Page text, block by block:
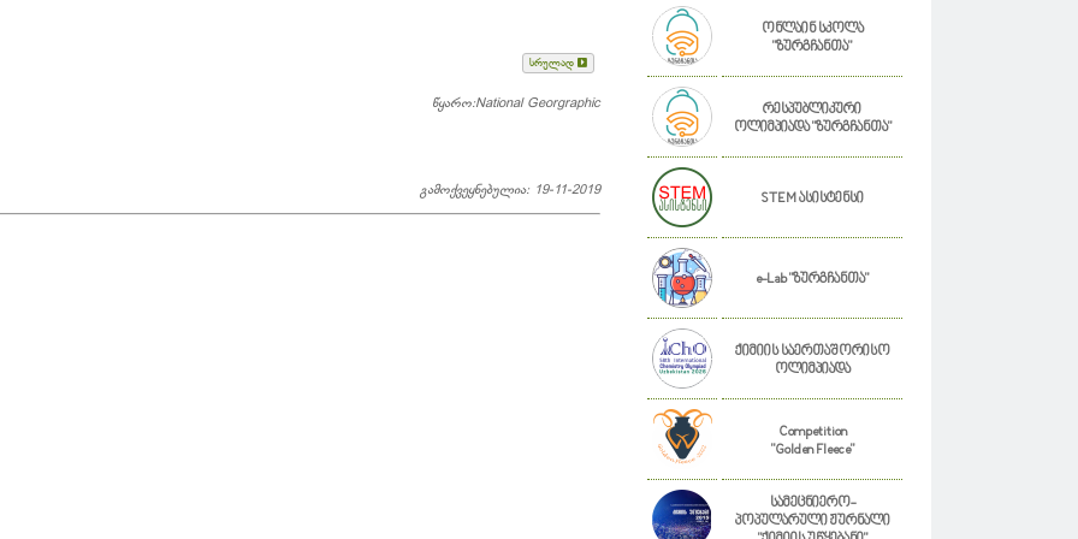
სრულად
წყარო:National Georgraphic
გამოქვეყნებულია: 19-11-2019
ონლაინ სკოლა
"ზურგჩანთა"
რესპუბლიკური
ოლიმპიადა "ზურგჩანთა"
STEM ასისტენსი
e-Lab "ზურგჩანთა"
ქიმიის საერთაშორისო
ოლიმპიადა
Competition
"Golden Fleece"
სამეცნიერო-
პოპულარული ჟურნალი